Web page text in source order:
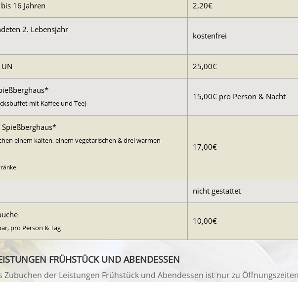
16 Jahren 2,20€
2. Lebensjahr
kostenfrei
25,00€
mit Kaffee und Tee)
15,00€ pro Person & Nacht
einem kalten, einem vegetarischen & drei warmen
17,00€
nicht gestattet
pro Person & Tag
10,00€
FRÜHSTÜCK UND ABENDESSEN
Zubuchen der Leistungen Frühstück und Abendessen ist nur zu